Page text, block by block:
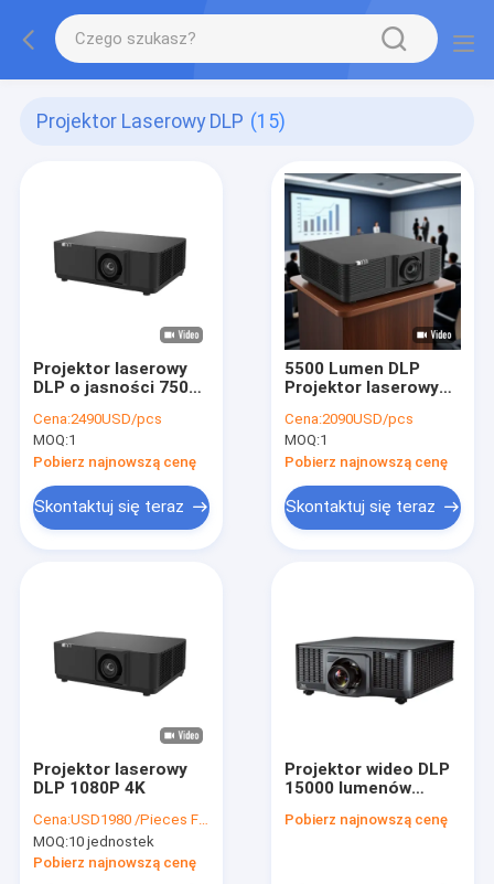
Projektor Laserowy DLP (15)
Projektor laserowy
DLP o jasności 7500
Cena:2490USD/pcs
MOQ:1
Pobierz najnowszą cenę
Skontaktuj się teraz
5500 Lumen DLP
Projektor laserowy
Cena:2090USD/pcs
MOQ:1
Pobierz najnowszą cenę
Skontaktuj się teraz
Projektor laserowy
DLP 1080P 4K
Cena:USD1980 /Pieces FOB Shenzhen
MOQ:10 jednostek
Pobierz najnowszą cenę
Projektor wideo DLP
15000 lumenów
3D do wyświetlania w
Pobierz najnowszą cenę